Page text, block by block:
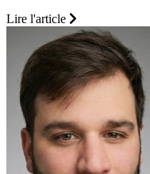
Lire l'article